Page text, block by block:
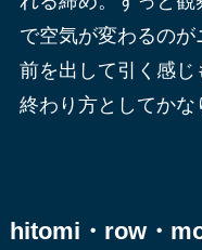
で空気が変わるの
前を出して引く感
終わり方としてかな
hitomi・row・